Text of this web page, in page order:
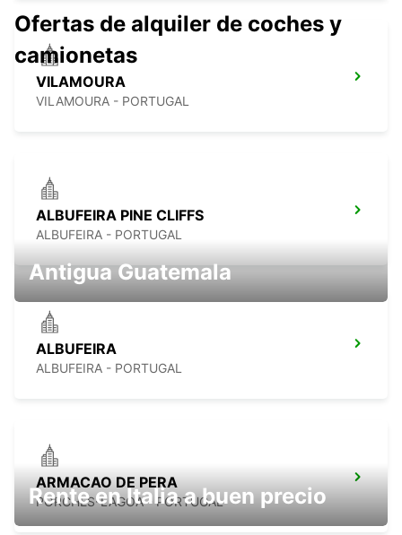
VILAMOURA
VILAMOURA - PORTUGAL
ALBUFEIRA PINE CLIFFS
ALBUFEIRA - PORTUGAL
ALBUFEIRA
ALBUFEIRA - PORTUGAL
ARMACAO DE PERA
PORCHES-LAGOA - PORTUGAL
Ofertas de alquiler de coches y
camionetas
Antigua Guatemala
Rente en Italia a buen precio